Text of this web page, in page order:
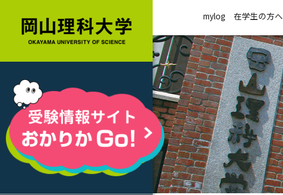
mylog 在学生の方へ